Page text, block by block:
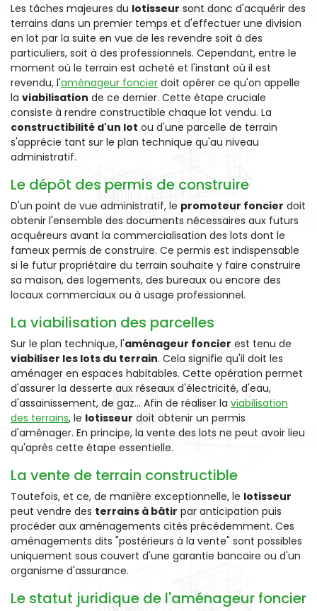
Les tâches majeures du lotisseur sont donc d'acquérir des
terrains dans un premier temps et d'effectuer une division
en lot par la suite en vue de les revendre soit à des
particuliers, soit à des professionnels. Cependant, entre le
moment où le terrain est acheté et l'instant où il est
revendu, l'aménageur foncier doit opérer ce qu'on appelle
la viabilisation de ce dernier. Cette étape cruciale
consiste à rendre constructible chaque lot vendu. La
constructibilité d'un lot ou d'une parcelle de terrain
s'apprécie tant sur le plan technique qu'au niveau
administratif.
Le dépôt des permis de construire
D'un point de vue administratif, le promoteur foncier doit
obtenir l'ensemble des documents nécessaires aux futurs
acquéreurs avant la commercialisation des lots dont le
fameux permis de construire. Ce permis est indispensable
si le futur propriétaire du terrain souhaite y faire construire
sa maison, des logements, des bureaux ou encore des
locaux commerciaux ou à usage professionnel.
La viabilisation des parcelles
Sur le plan technique, l'aménageur foncier est tenu de
viabiliser les lots du terrain. Cela signifie qu'il doit les
aménager en espaces habitables. Cette opération permet
d'assurer la desserte aux réseaux d'électricité, d'eau,
d'assainissement, de gaz... Afin de réaliser la viabilisation
des terrains, le lotisseur doit obtenir un permis
d'aménager. En principe, la vente des lots ne peut avoir lieu
qu'après cette étape essentielle.
La vente de terrain constructible
Toutefois, et ce, de manière exceptionnelle, le lotisseur
peut vendre des terrains à bâtir par anticipation puis
procéder aux aménagements cités précédemment. Ces
aménagements dits "postérieurs à la vente" sont possibles
uniquement sous couvert d'une garantie bancaire ou d'un
organisme d'assurance.
Le statut juridique de l'aménageur foncier